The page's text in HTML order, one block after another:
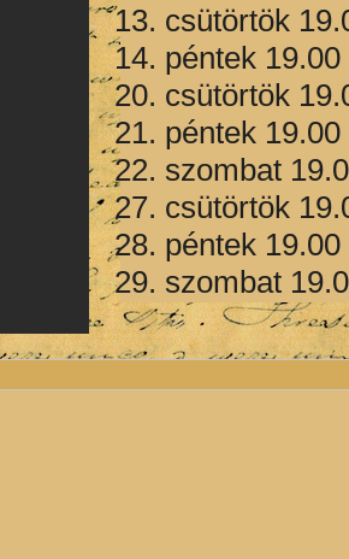
13. csütörtök
14. péntek
20. csütörtök
21. péntek
22. szombat
27. csütörtök
28. péntek
29. szombat